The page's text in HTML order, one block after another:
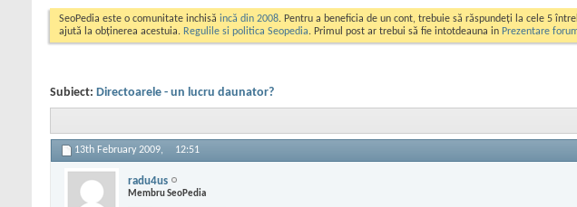
SeoPedia este o comunitate inchisă incă din 2008. Pentru a beneficia de un cont, trebuie să răspundeți la cele 5
ajută la obținerea acestuia. Regulile si politica Seopedia. Primul post ar trebui să fie intotdeauna in Prezentare
Subiect: Directoarele - un lucru daunator?
13th February 2009, 12:51
radu4us
Membru SeoPedia